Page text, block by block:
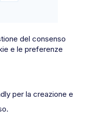
del consenso
e le preferenze
per la creazione e